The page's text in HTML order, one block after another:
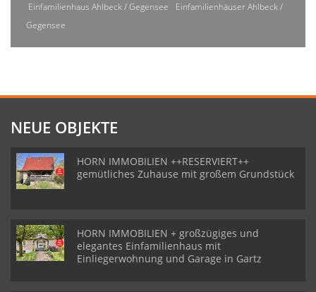
Einfamilienhaus Ahlbeck / Gegensee
Einfamilienhäuser Ahlbeck /
Gegensee
NEUE OBJEKTE
HORN IMMOBILIEN ++RESERVIERT++
gemütliches Zuhause mit großem Grundstück
HORN IMMOBILIEN + großzügiges und
elegantes Einfamilienhaus mit
Einliegerwohnung und Garage in Gartz